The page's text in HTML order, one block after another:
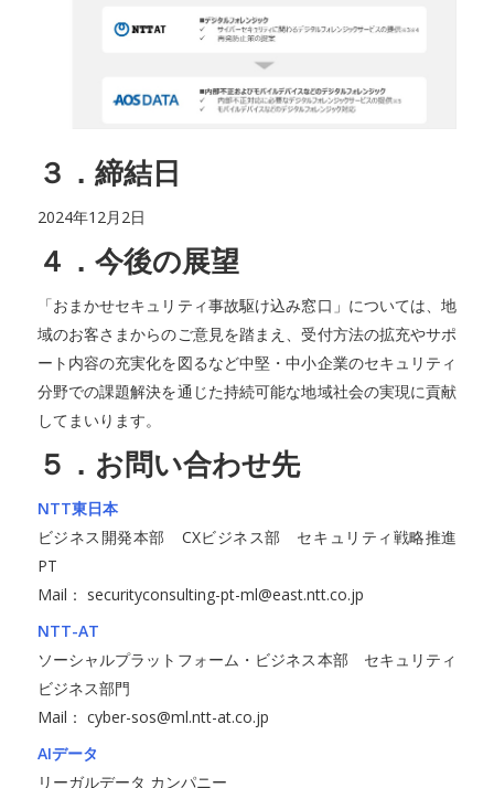
３．締結日
2024年12月2日
４．今後の展望
「おまかせセキュリティ事故駆け込み窓口」については、地
域のお客さまからのご意見を踏まえ、受付方法の拡充やサポ
ート内容の充実化を図るなど中堅・中小企業のセキュリティ
分野での課題解決を通じた持続可能な地域社会の実現に貢献
してまいります。
５．お問い合わせ先
NTT東日本
ビジネス開発本部 CXビジネス部 セキュリティ戦略推進
PT
Mail： securityconsulting-pt-ml@east.ntt.co.jp
NTT-AT
ソーシャルプラットフォーム・ビジネス本部 セキュリティ
ビジネス部門
Mail： cyber-sos@ml.ntt-at.co.jp
AIデータ
リーガルデータ カンパニー